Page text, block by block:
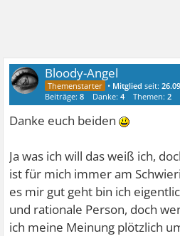
Bloody-Angel
• Mitglied seit:
Beiträge:8 Danke:4 Themen:2
Danke euch beiden
Ja was ich will das weiß ich,
ist für mich immer am
es mir gut geht bin ich
und rationale Person, doch
ich meine Meinung plötzlich